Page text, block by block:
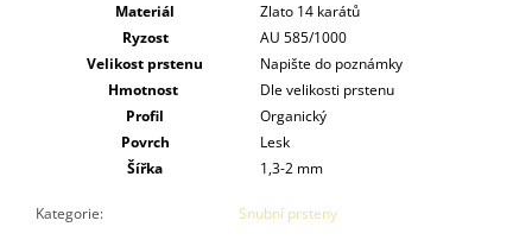
Materiál
Zlato 14 karátů
Ryzost
AU 585/1000
Velikost prstenu
Napište do poznámky
Hmotnost
Dle velikosti prstenu
Profil
Organický
Povrch
Lesk
Šířka
1,3-2 mm
Kategorie: Snubní prsteny